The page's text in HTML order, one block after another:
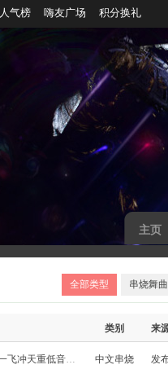
人气榜 嗨友广场 积分换礼
主页
全部类型 串烧舞曲
类别 来
DJ大宝-全中文Melbourne新弹跳一飞冲天重低音上劲风暴MUSIC慢摇大碟 中文串烧 发